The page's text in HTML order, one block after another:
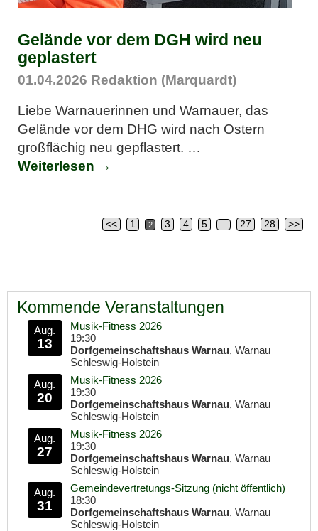
Gelände vor dem DGH wird neu
geplastert
01.04.2026 Redaktion (Marquardt)
Liebe Warnauerinnen und Warnauer, das
Gelände vor dem DHG wird nach Ostern
großflächig neu gepflastert. …
Weiterlesen →
<< 1 2 3 4 5 27 28 >>
Kommende Veranstaltungen
Aug.
13
Musik-Fitness 2026
19:30
Dorfgemeinschaftshaus Warnau, Warnau
Schleswig-Holstein
Aug.
20
Musik-Fitness 2026
19:30
Dorfgemeinschaftshaus Warnau, Warnau
Schleswig-Holstein
Aug.
27
Musik-Fitness 2026
19:30
Dorfgemeinschaftshaus Warnau, Warnau
Schleswig-Holstein
Aug.
31
Gemeindevertretungs-Sitzung (nicht öffentlich)
18:30
Dorfgemeinschaftshaus Warnau, Warnau
Schleswig-Holstein